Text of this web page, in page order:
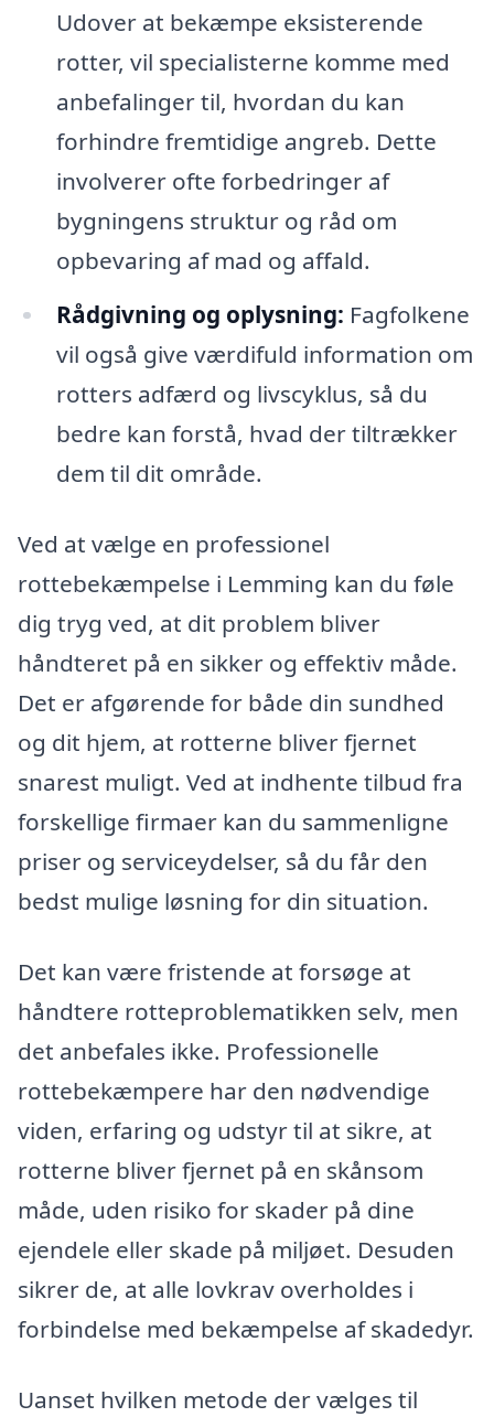
Udover at bekæmpe eksisterende
rotter, vil specialisterne komme med
anbefalinger til, hvordan du kan
forhindre fremtidige angreb. Dette
involverer ofte forbedringer af
bygningens struktur og råd om
opbevaring af mad og affald.
Rådgivning og oplysning: Fagfolkene
vil også give værdifuld information om
rotters adfærd og livscyklus, så du
bedre kan forstå, hvad der tiltrækker
dem til dit område.
Ved at vælge en professionel
rottebekæmpelse i Lemming kan du føle
dig tryg ved, at dit problem bliver
håndteret på en sikker og effektiv måde.
Det er afgørende for både din sundhed
og dit hjem, at rotterne bliver fjernet
snarest muligt. Ved at indhente tilbud fra
forskellige firmaer kan du sammenligne
priser og serviceydelser, så du får den
bedst mulige løsning for din situation.
Det kan være fristende at forsøge at
håndtere rotteproblematikken selv, men
det anbefales ikke. Professionelle
rottebekæmpere har den nødvendige
viden, erfaring og udstyr til at sikre, at
rotterne bliver fjernet på en skånsom
måde, uden risiko for skader på dine
ejendele eller skade på miljøet. Desuden
sikrer de, at alle lovkrav overholdes i
forbindelse med bekæmpelse af skadedyr.
Uanset hvilken metode der vælges til